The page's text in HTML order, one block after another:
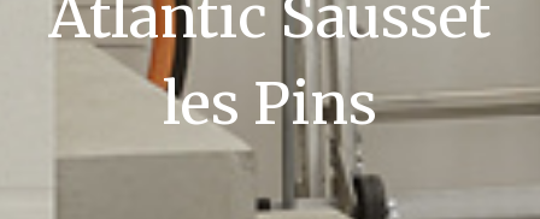
Atlantic Sausset
les Pins